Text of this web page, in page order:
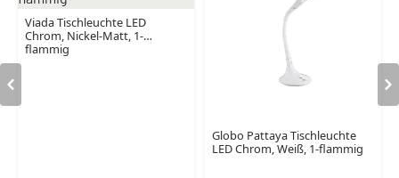
Viada Tischleuchte LED
Chrom, Nickel-Matt, 1-
flammig
Globo Pattaya Tischleuchte
LED Chrom, Weiß, 1-flammig